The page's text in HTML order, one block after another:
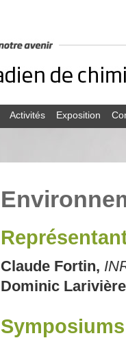
Activités Exposition
Claude Fortin,
Dominic